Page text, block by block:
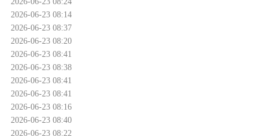
2026-06-23 08:14
2026-06-23 08:37
2026-06-23 08:20
2026-06-23 08:41
2026-06-23 08:38
2026-06-23 08:41
2026-06-23 08:41
2026-06-23 08:16
2026-06-23 08:40
2026-06-23 08:22